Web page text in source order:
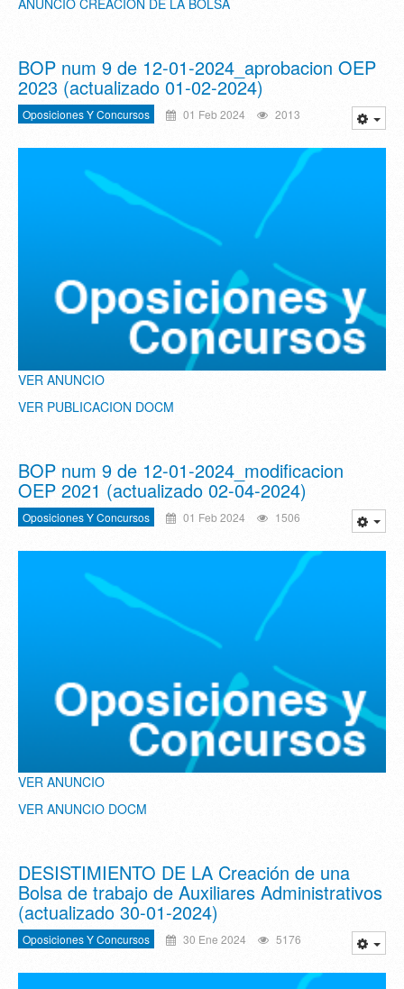
ANUNCIO CREACIÓN DE LA BOLSA
BOP num 9 de 12-01-2024_aprobacion OEP
2023 (actualizado 01-02-2024)
Oposiciones Y Concursos 01 Feb 2024 2013
VER ANUNCIO
VER PUBLICACION DOCM
BOP num 9 de 12-01-2024_modificacion
OEP 2021 (actualizado 02-04-2024)
Oposiciones Y Concursos 01 Feb 2024 1506
VER ANUNCIO
VER ANUNCIO DOCM
DESISTIMIENTO DE LA Creación de una
Bolsa de trabajo de Auxiliares Administrativos
(actualizado 30-01-2024)
Oposiciones Y Concursos 30 Ene 2024 5176